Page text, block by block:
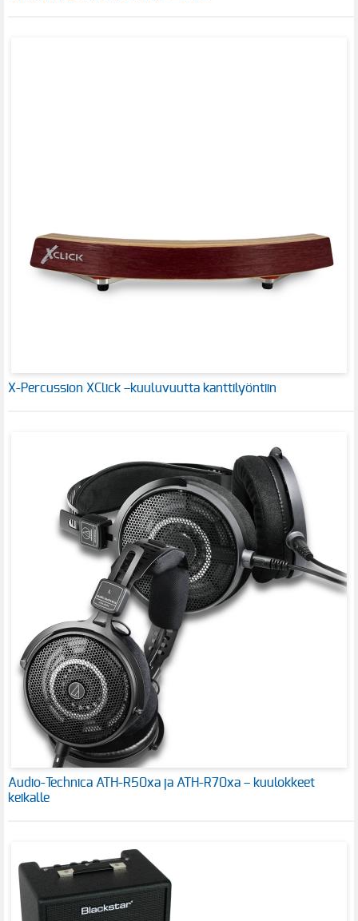
X-Percussion XClick –kuuluvuutta kanttilyöntiin
Audio-Technica ATH-R50xa ja ATH-R70xa – kuulokkeet
keikalle